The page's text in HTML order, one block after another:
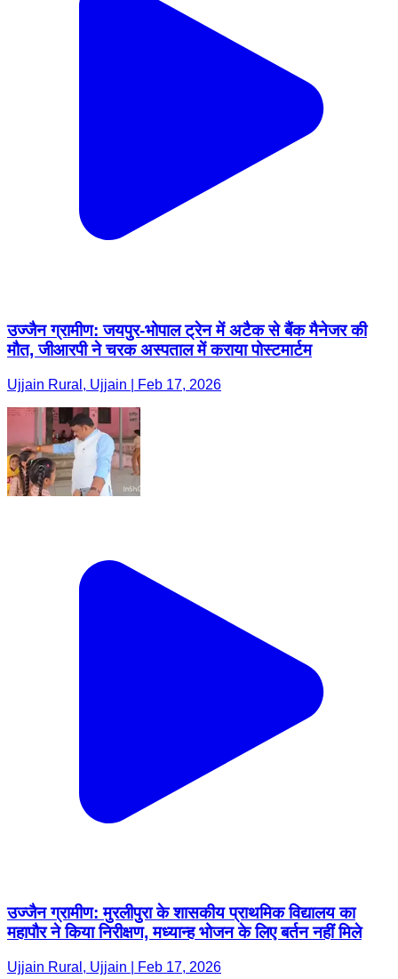
उज्जैन ग्रामीण: जयपुर-भोपाल ट्रेन में अटैक से बैंक मैनेजर की
मौत, जीआरपी ने चरक अस्पताल में कराया पोस्टमार्टम
Ujjain Rural, Ujjain | Feb 17, 2026
उज्जैन ग्रामीण: मुरलीपुरा के शासकीय प्राथमिक विद्यालय का
महापौर ने किया निरीक्षण, मध्यान्ह भोजन के लिए बर्तन नहीं मिले
Ujjain Rural, Ujjain | Feb 17, 2026